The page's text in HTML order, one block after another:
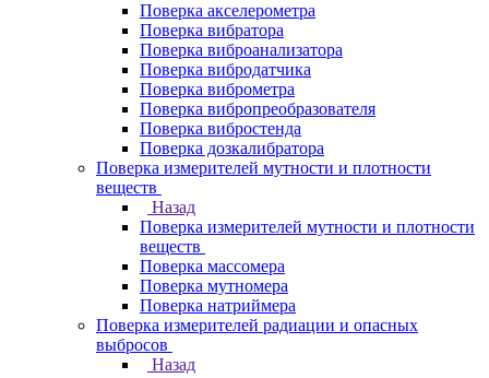
Поверка акселерометра
Поверка вибратора
Поверка виброанализатора
Поверка вибродатчика
Поверка виброметра
Поверка вибропреобразователя
Поверка вибростенда
Поверка дозкалибратора
Поверка измерителей мутности и плотности
веществ
Назад
Поверка измерителей мутности и плотности
веществ
Поверка массомера
Поверка мутномера
Поверка натриймера
Поверка измерителей радиации и опасных
выбросов
Назад